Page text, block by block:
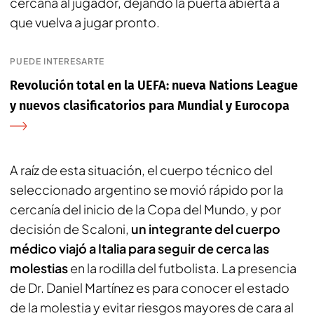
que vuelva a jugar pronto.
PUEDE INTERESARTE
Revolución total en la UEFA: nueva Nations League
y nuevos clasificatorios para Mundial y Eurocopa
A raíz de esta situación, el cuerpo técnico del
seleccionado argentino se movió rápido por la
cercanía del inicio de la Copa del Mundo, y por
decisión de Scaloni, un integrante del cuerpo
médico viajó a Italia para seguir de cerca las
molestiasen la rodilla del futbolista. La presencia
de Dr. Daniel Martínez es para conocer el estado
de la molestia y evitar riesgos mayores de cara al